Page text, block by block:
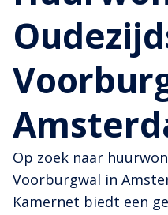
Op zoek naar
Voorburgwal in
Kamernet biedt een